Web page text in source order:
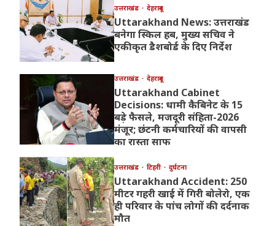
उत्तराखंड देहरादून
Uttarakhand News: उत्तराखंड
बनेगा स्किल हब, मुख्य सचिव ने
एकीकृत डैशबोर्ड के दिए निर्देश
उत्तराखंड देहरादून
Uttarakhand Cabinet
Decisions: धामी कैबिनेट के 15
बड़े फैसले, मजदूरी संहिता-2026
मंजूर; छंटनी कर्मचारियों की वापसी
का रास्ता साफ
उत्तराखंड टिहरी दुर्घटना
Uttarakhand Accident: 250
मीटर गहरी खाई में गिरी बोलेरो, एक
ही परिवार के पांच लोगों की दर्दनाक
मौत